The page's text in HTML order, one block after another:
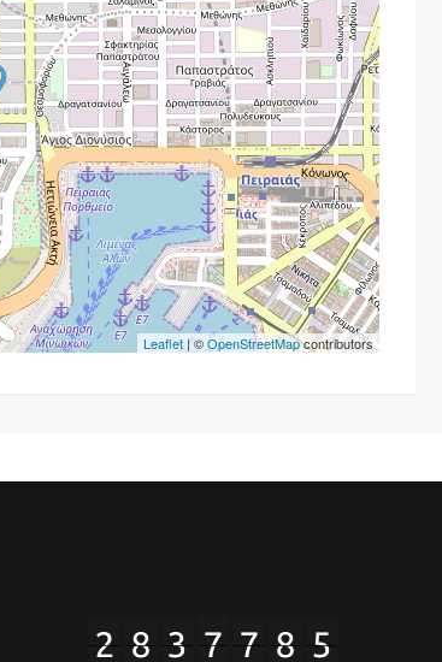
Leaflet | ©OpenStreetMapcontributors